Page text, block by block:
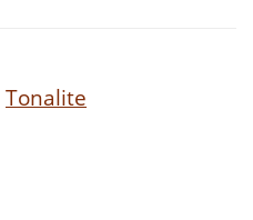
Tonalite